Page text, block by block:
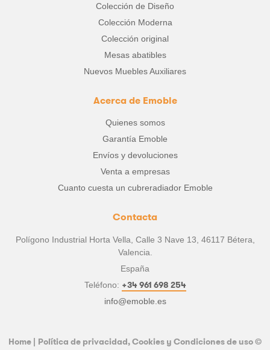
Colección de Diseño
Colección Moderna
Colección original
Mesas abatibles
Nuevos Muebles Auxiliares
Acerca de Emoble
Quienes somos
Garantía Emoble
Envíos y devoluciones
Venta a empresas
Cuanto cuesta un cubreradiador Emoble
Contacta
Polígono Industrial Horta Vella, Calle 3 Nave 13, 46117 Bétera,
Valencia.
España
Teléfono: +34 961 698 254
info@emoble.es
Home | Política de privacidad, Cookies y Condiciones de uso©